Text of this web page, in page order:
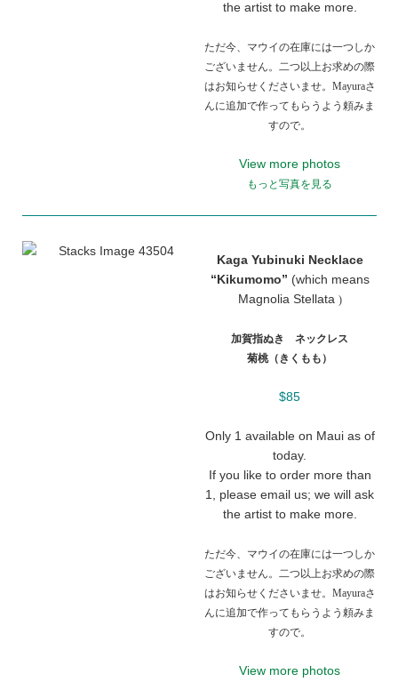
the artist to make more.
ただ今、マウイの在庫には一つしか
ございません。二つ以上お求めの際
はお知らせくださいませ。Mayuraさ
んに追加で作ってもらうよう頼みま
すので。
View more photos
もっと写真を見る
Kaga Yubinuki Necklace
“Kikumomo” (which means
Magnolia Stellata )
加賀指ぬき ネックレス
菊桃（きくもも）
$85
Only 1 available on Maui as of
today.
If you like to order more than
1, please email us; we will ask
the artist to make more.
ただ今、マウイの在庫には一つしか
ございません。二つ以上お求めの際
はお知らせくださいませ。Mayuraさ
んに追加で作ってもらうよう頼みま
すので。
View more photos